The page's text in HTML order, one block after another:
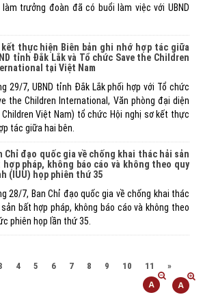
trưởng đoàn đã có buổi làm việc với UBND
kết thực hiện Biên bản ghi nhớ hợp tác giữa
tỉnh Đắk Lắk và Tổ chức Save the Children
tại Việt Nam
29/7, UBND tỉnh Đắk Lắk phối hợp với Tổ chức
the Children International, Văn phòng đại diện
Việt Nam) tổ chức Hội nghị sơ kết thực
tác giữa hai bên.
Chỉ đạo quốc gia về chống khai thác hải sản
hợp pháp, không báo cáo và không theo quy
(IUU) họp phiên thứ 35
28/7, Ban Chỉ đạo quốc gia về chống khai thác
sản bất hợp pháp, không báo cáo và không theo
phiên họp lần thứ 35.
4 5 6 7 8 9 10 11
»